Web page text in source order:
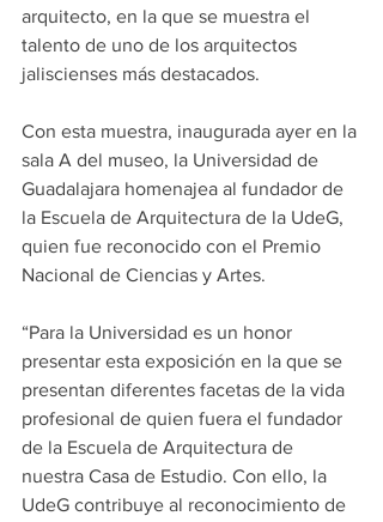
arquitecto, en la que se muestra el
talento de uno de los arquitectos
jaliscienses más destacados.
Con esta muestra, inaugurada ayer en la
sala A del museo, la Universidad de
Guadalajara homenajea al fundador de
la Escuela de Arquitectura de la UdeG,
quien fue reconocido con el Premio
Nacional de Ciencias y Artes.
“Para la Universidad es un honor
presentar esta exposición en la que se
presentan diferentes facetas de la vida
profesional de quien fuera el fundador
de la Escuela de Arquitectura de
nuestra Casa de Estudio. Con ello, la
UdeG contribuye al reconocimiento de